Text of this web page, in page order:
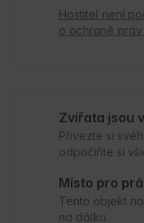
Hostitel není
o ochraně
Zvířata jsou
Přivezte si
odpočiňte si
Místo pro
Tento objekt
na dálku